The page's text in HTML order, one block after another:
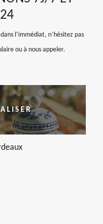
l’immédiat, n’hésitez pas
ou à nous appeler.